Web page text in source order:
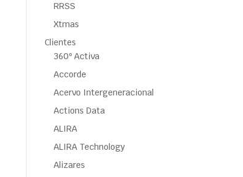
RRSS
Xtmas
Clientes
360º Activa
Accorde
Acervo Intergeneracional
Actions Data
ALIRA
ALIRA Technology
Alizares